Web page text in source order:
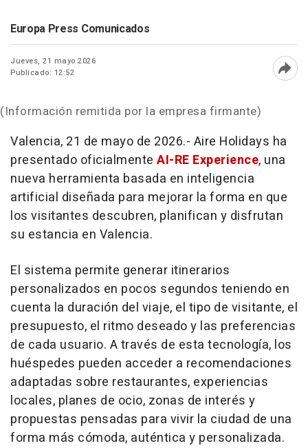
Europa Press Comunicados
Jueves, 21 mayo 2026
Publicado: 12:52
(Información remitida por la empresa firmante)
Valencia, 21 de mayo de 2026.- Aire Holidays ha
presentado oficialmenteAI-RE Experience, una
nueva herramienta basada en inteligencia
artificial diseñada para mejorar la forma en que
los visitantes descubren, planifican y disfrutan
su estancia en Valencia.
El sistema permite generar itinerarios
personalizados en pocos segundos teniendo en
cuenta la duración del viaje, el tipo de visitante, el
presupuesto, el ritmo deseado y las preferencias
de cada usuario. A través de esta tecnología, los
huéspedes pueden acceder a recomendaciones
adaptadas sobre restaurantes, experiencias
locales, planes de ocio, zonas de interés y
propuestas pensadas para vivir la ciudad de una
forma más cómoda, auténtica y personalizada.